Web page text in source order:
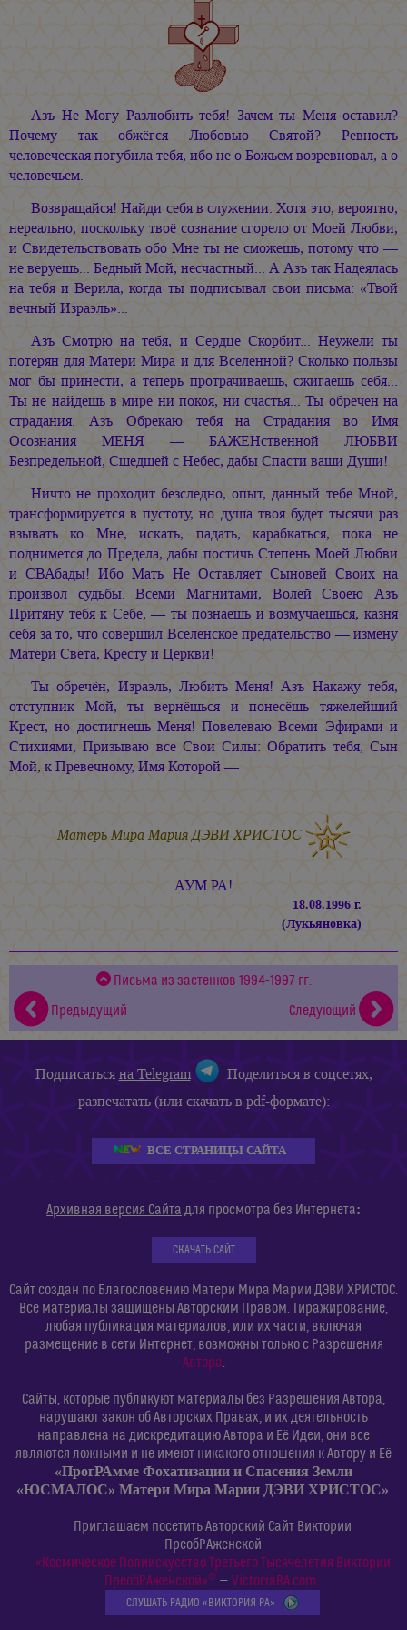
Азъ Не Могу Разлюбить тебя! Зачем ты Меня оставил?
Почему так обжёгся Любовью Святой? Ревность
человеческая погубила тебя, ибо не о Божьем возревновал, а о
человечьем.
Возвращайся! Найди себя в служении. Хотя это, вероятно,
нереально, поскольку твоё сознание сгорело от Моей Любви,
и Свидетельствовать обо Мне ты не сможешь, потому что —
не веруешь... Бедный Мой, несчастный... А Азъ так Надеялась
на тебя и Верила, когда ты подписывал свои письма: «Твой
вечный Израэль»...
Азъ Смотрю на тебя, и Сердце Скорбит... Неужели ты
потерян для Матери Мира и для Вселенной? Сколько пользы
мог бы принести, а теперь протрачиваешь, сжигаешь себя...
Ты не найдёшь в мире ни покоя, ни счастья... Ты обречён на
страдания. Азъ Обрекаю тебя на Страдания во Имя
Осознания МЕНЯ — БАЖЕНственной ЛЮБВИ
Безпредельной, Сшедшей с Небес, дабы Спасти ваши Души!
Ничто не проходит безследно, опыт, данный тебе Мной,
трансформируется в пустоту, но душа твоя будет тысячи раз
взывать ко Мне, искать, падать, карабкаться, пока не
поднимется до Предела, дабы постичь Степень Моей Любви
и СВАбады! Ибо Мать Не Оставляет Сыновей Своих на
произвол судьбы. Всеми Магнитами, Волей Своею Азъ
Притяну тебя к Себе, — ты познаешь и возмучаешься, казня
себя за то, что совершил Вселенское предательство — измену
Матери Света, Кресту и Церкви!
Ты обречён, Израэль, Любить Меня! Азъ Накажу тебя,
отступник Мой, ты вернёшься и понесёшь тяжелейший
Крест, но достигнешь Меня! Повелеваю Всеми Эфирами и
Стихиями, Призываю все Свои Силы: Обратить тебя, Сын
Мой, к Превечному, Имя Которой —
Матерь МираМария ДЭВИ ХРИСТОС
АУМ РА!
18.08.1996 г.
(Лукьяновка)
Письма из застенков 1994-1997 гг.
Предыдущий
Следующий
Подписатьсяна Telegram
Поделиться в соцсетях,
разпечатать (или скачать в pdf-формате):
ВСЕ СТРАНИЦЫ САЙТА
Архивная версия Сайта для просмотра без Интернета:
СКАЧАТЬ САЙТ
Сайт создан по Благословению Матери Мира Марии ДЭВИ ХРИСТОС.
Все материалы защищены Авторским Правом. Тиражирование,
любая публикация материалов, или их части, включая
размещение в сети Интернет, возможны только с Разрешения
Автора.
Сайты, которые публикуют материалы без Разрешения Автора,
нарушают закон об Авторских Правах, и их деятельность
направлена на дискредитацию Автора и Её Идеи, они все
являются ложными и не имеют никакого отношения к Автору и Её
«ПрогРАмме Фохатизации и Спасения Земли
«ЮСМАЛОС» Матери Мира Марии ДЭВИ ХРИСТОС».
Приглашаем посетить Авторский Сайт Виктории
ПреобРАженской
«Космическое Полиискусство Третьего Тысячелетия Виктории
ПреобРАженской»©— VictoriaRA.com
СЛУШАТЬ РАДИО «ВИКТОРИЯ РА»